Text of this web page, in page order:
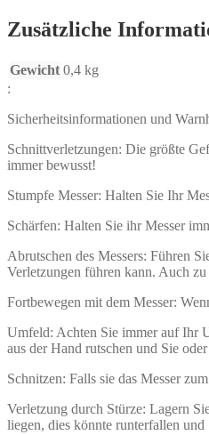
Zusätzliche
Gewicht 0,4 kg
:
Sicherheitsinformationen und
Schnittverletzungen: Die größte
immer bewusst!
Stumpfe Messer: Halten Sie Ihr
Schärfen: Halten Sie ihr Messer
Abrutschen des Messers: Führen
Verletzungen führen kann. Auch
Fortbewegen mit dem Messer:
Umfeld: Achten Sie immer auf Ihr
aus der Hand rutschen und Sie
Schnitzen: Falls sie das Messer
Verletzung durch Stürze: Lagern
liegen, dies könnte runterfallen und